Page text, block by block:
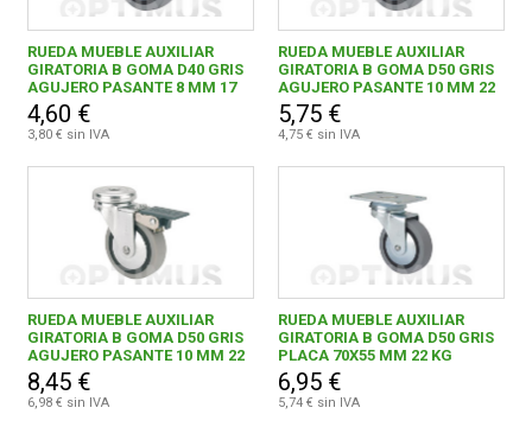
Mini herramientas DIY 515
Generadores 114
Soldadoras 293
Eslingas
Transporte industrial
Elevacion de cargas 4
Sujecion de cargas 123
1911
RUEDA MUEBLE AUXILIAR
GIRATORIA B GOMA D40 GRIS
AGUJERO PASANTE 8 MM 17
KG
4,60 €
3,80 € sin IVA
RUEDA MUEBLE AUXILIAR
GIRATORIA B GOMA D50 GRIS
AGUJERO PASANTE 10 MM 22
KG
5,75 €
4,75 € sin IVA
RUEDA MUEBLE AUXILIAR
GIRATORIA B GOMA D50 GRIS
AGUJERO PASANTE 10 MM 22
KG CON FRENO
8,45 €
6,98 € sin IVA
RUEDA MUEBLE AUXILIAR
GIRATORIA B GOMA D50 GRIS
PLACA 70X55 MM 22 KG
6,95 €
5,74 € sin IVA
FERROVICMAR
GUÍAS
ENVÍOS